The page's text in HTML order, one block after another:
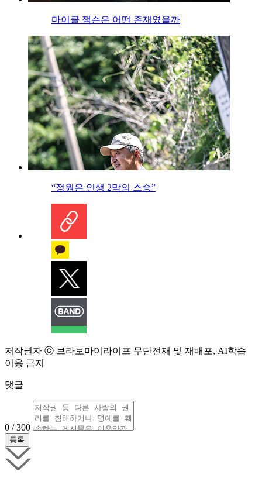
마이클 잭슨은 어떤 존재였을까
“정원은 인생 2막의 스승”
저작권자 ⓒ 브라보마이라이프 무단전재 및 재배포, AI학습
이용 금지
댓글
0 / 300